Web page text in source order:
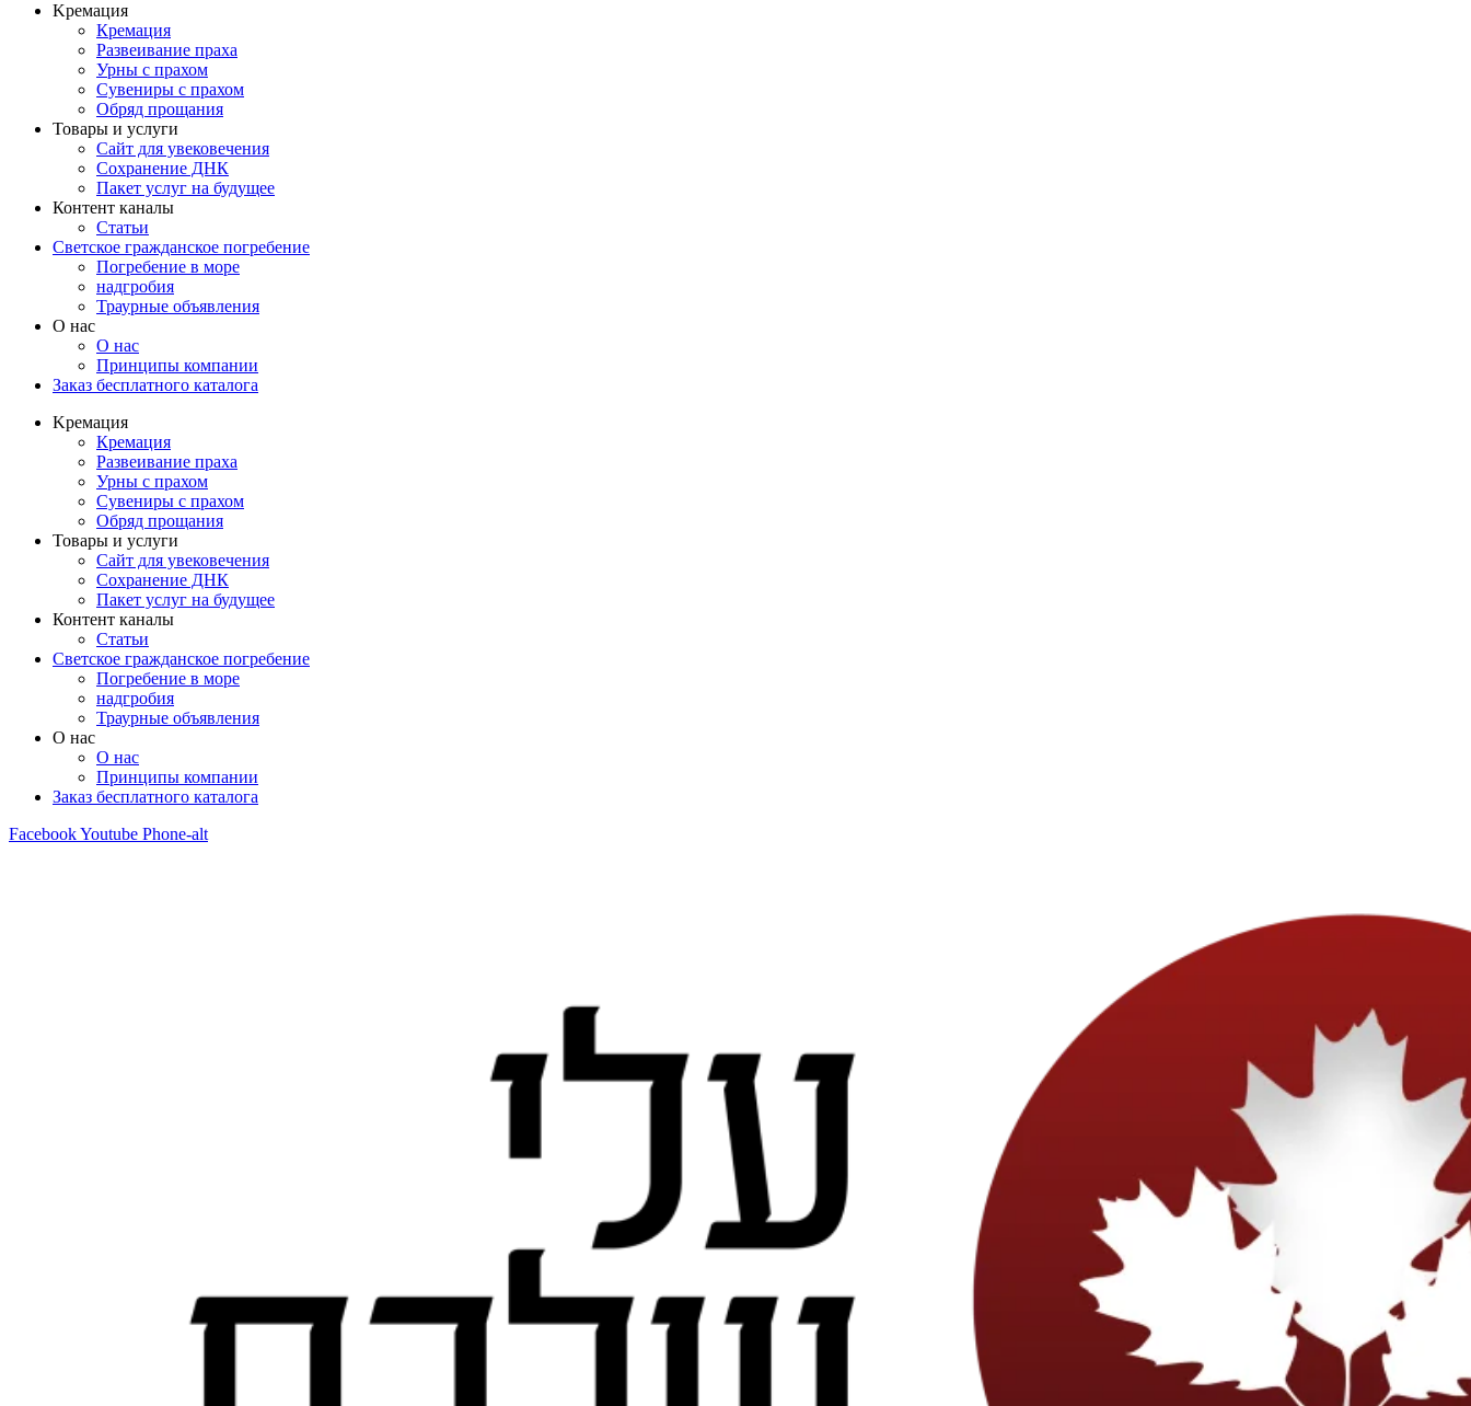
Kремация
Кремация
Развеивание праха
Урны с прахом
Сувениры с прахом
Обряд прощания
Товары и услуги
Сайт для увековечения
Сохранение ДНК
Пакет услуг на будущее
Контент каналы
Статьи
Светское гражданское погребение
Погребение в море
надгробия
Траурные объявления
О нас
О нас
Принципы компании
Заказ бесплатного каталога
Kремация
Кремация
Развеивание праха
Урны с прахом
Сувениры с прахом
Обряд прощания
Товары и услуги
Сайт для увековечения
Сохранение ДНК
Пакет услуг на будущее
Контент каналы
Статьи
Светское гражданское погребение
Погребение в море
надгробия
Траурные объявления
О нас
О нас
Принципы компании
Заказ бесплатного каталога
FacebookYoutube Phone-alt